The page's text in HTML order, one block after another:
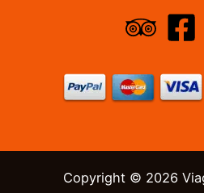
Copyright © 2026